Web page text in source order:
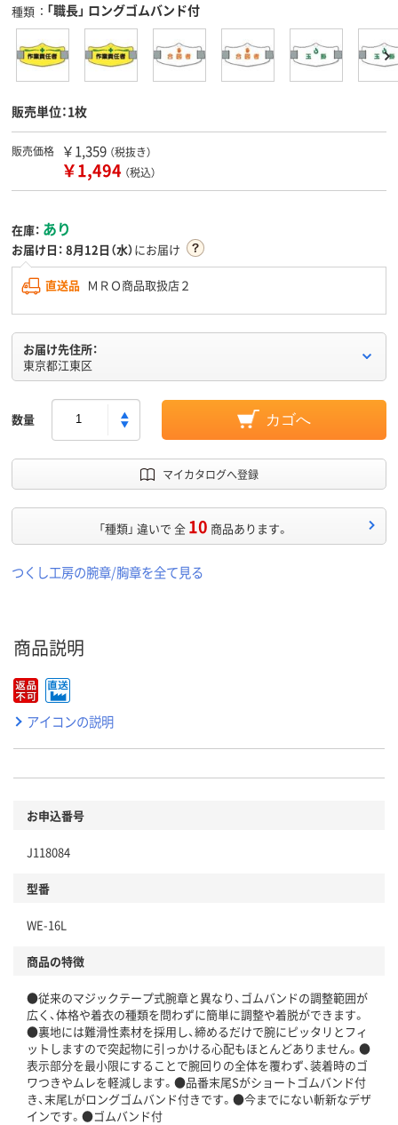
種類 「職長」 ロングゴムバンド付
販売単位：1枚
販売価格 ￥1,359 （税抜き）
￥1,494 （税込）
在庫： あり
お届け日： 8月12日（水）にお届け
直送品 ＭＲＯ商品取扱店２
お届け先住所：
東京都江東区
数量 カゴへ
マイカタログへ登録
「種類」 違いで 全 10 商品あります。
つくし工房の腕章/胸章を全て見る
商品説明
アイコンの説明
お申込番号
J118084
型番
WE-16L
商品の特徴
●従来のマジックテープ式腕章と異なり、ゴムバンドの調整範囲が
広く、体格や着衣の種類を問わずに簡単に調整や着脱ができます。
●裏地には難滑性素材を採用し、締めるだけで腕にピッタリとフィ
ットしますので突起物に引っかける心配もほとんどありません。●
表示部分を最小限にすることで腕回りの全体を覆わず、装着時のゴ
ワつきやムレを軽減します。●品番末尾Sがショートゴムバンド付
き、末尾Lがロングゴムバンド付きです。●今までにない斬新なデザ
インです。●ゴムバンド付